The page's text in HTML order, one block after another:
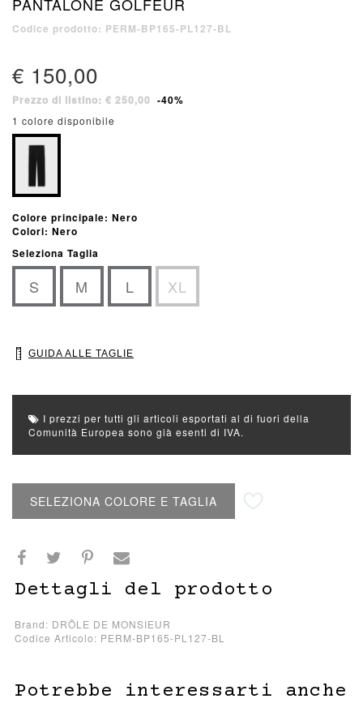
PANTALONE GOLFEUR
Codice prodotto: PERM-BP165-PL127-BL
€ 150,00
Prezzo di listino: € 250,00 -40%
1 colore disponibile
Colore principale: Nero
Colori: Nero
Seleziona Taglia
S M L XL
GUIDA ALLE TAGLIE
I prezzi per tutti gli articoli esportati al di fuori della
Comunità Europea sono già esenti di IVA.
SELEZIONA COLORE E TAGLIA
Dettagli del prodotto
Brand: DRÔLE DE MONSIEUR
Codice Articolo: PERM-BP165-PL127-BL
Potrebbe interessarti anche